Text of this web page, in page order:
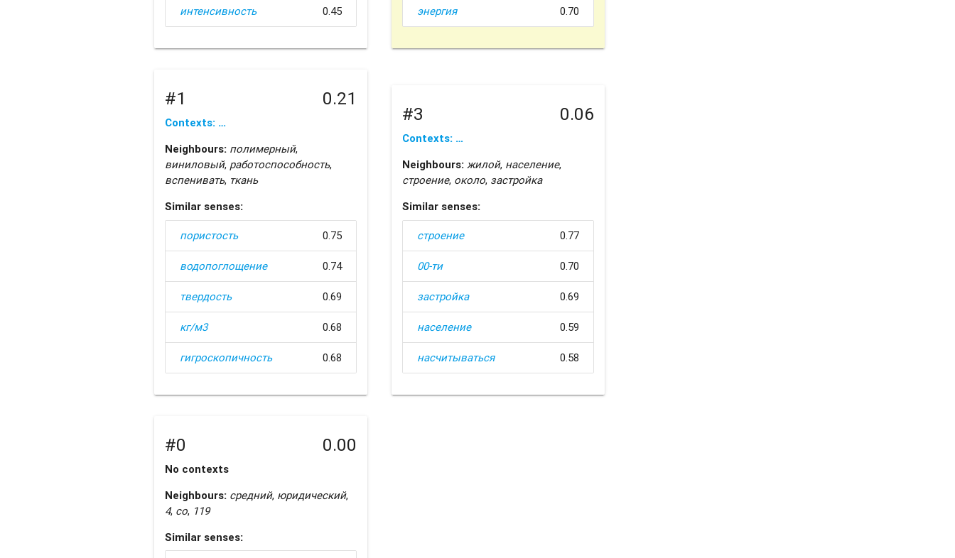
интенсивность 0.45 энергия 0.70
#1 0.21
Contexts: …
Neighbours: полимерный,
виниловый, работоспособность,
вспенивать, ткань
Similar senses:
пористость 0.75
водопоглощение 0.74
твердость 0.69
кг/м3 0.68
гигроскопичность 0.68
#3 0.06
Contexts: …
Neighbours: жилой, население,
строение, около, застройка
Similar senses:
строение 0.77
00-ти 0.70
застройка 0.69
население 0.59
насчитываться 0.58
#0 0.00
No contexts
Neighbours: средний, юридический,
4, со, 119
Similar senses: